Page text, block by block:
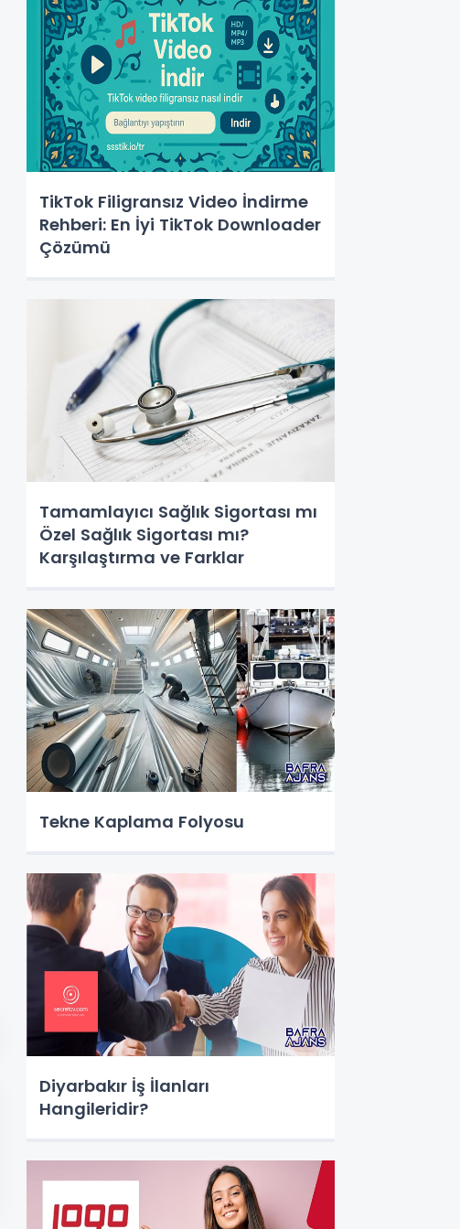
TikTok Filigransız Video İndirme
Rehberi: En İyi TikTok Downloader
Çözümü
Tamamlayıcı Sağlık Sigortası mı
Özel Sağlık Sigortası mı?
Karşılaştırma ve Farklar
Tekne Kaplama Folyosu
Diyarbakır İş İlanları
Hangileridir?